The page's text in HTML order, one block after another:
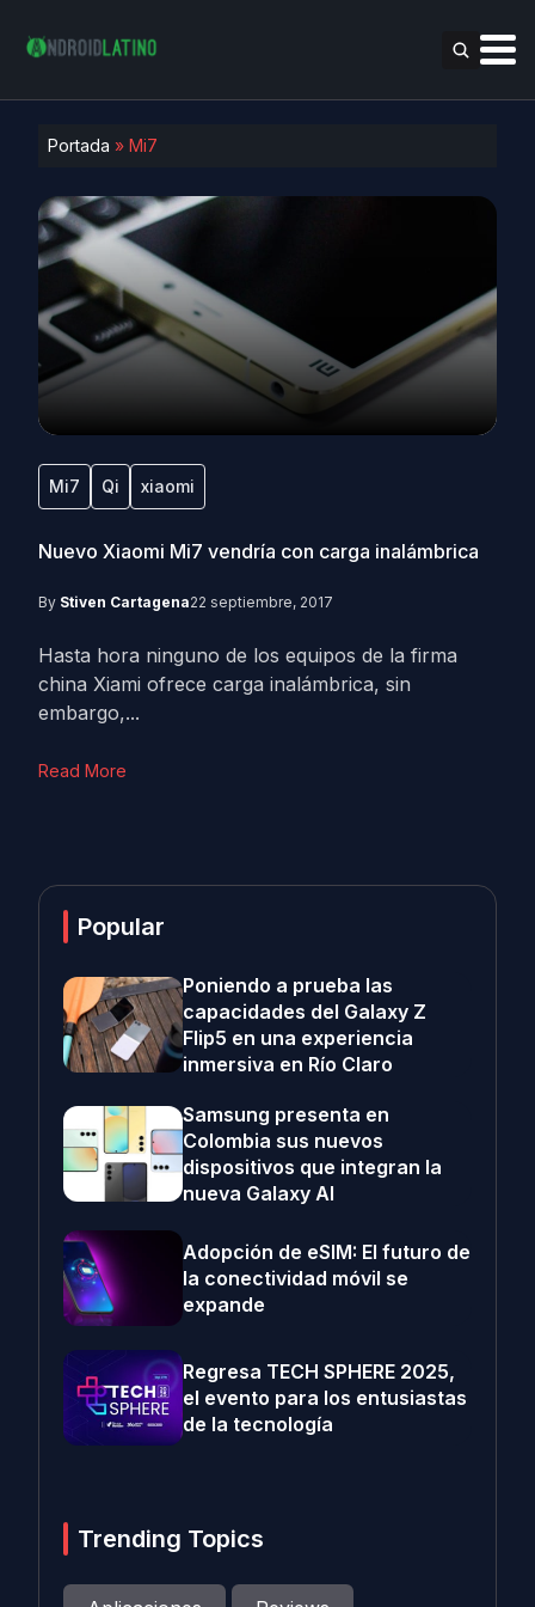
Portada » Mi7
Mi7 Qi xiaomi
Nuevo Xiaomi Mi7 vendría con carga inalámbrica
By Stiven Cartagena22 septiembre, 2017
Hasta hora ninguno de los equipos de la firma
china Xiami ofrece carga inalámbrica, sin
embargo,...
Read More
Popular
Poniendo a prueba las
capacidades del Galaxy Z
Flip5 en una experiencia
inmersiva en Río Claro
Samsung presenta en
Colombia sus nuevos
dispositivos que integran la
nueva Galaxy AI
Adopción de eSIM: El futuro de
la conectividad móvil se
expande
Regresa TECH SPHERE 2025,
el evento para los entusiastas
de la tecnología
Trending Topics